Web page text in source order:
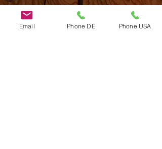
Email Phone DE Phone USA